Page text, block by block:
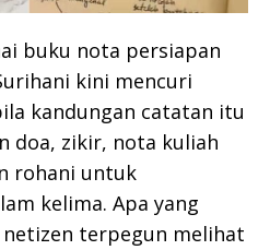
buku nota persiapan
kini mencuri
kandungan catatan itu
doa, zikir, nota kuliah
rohani untuk
kelima. Apa yang
terpegun melihat